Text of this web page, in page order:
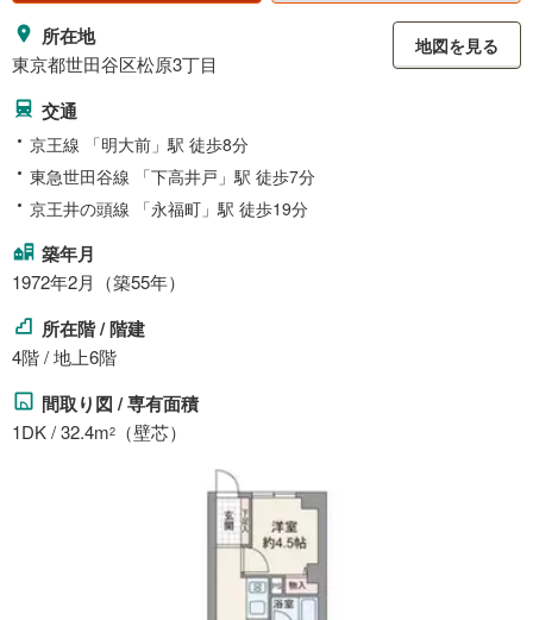
所在地
東京都世田谷区松原3丁目
地図を見る
交通
京王線 「明大前」駅 徒歩8分
東急世田谷線 「下高井戸」駅 徒歩7分
京王井の頭線 「永福町」駅 徒歩19分
築年月
1972年2月（築55年）
所在階 / 階建
4階 / 地上6階
間取り図 / 専有面積
1DK / 32.4m2 （壁芯）